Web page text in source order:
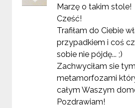
Marzę o takim stole!
Cześć!
Trafiłam do Ciebie
przypadkiem i coś
sobie nie pójdę... ;)
Zachwyciłam sie
metamorfozami
całym Waszym
Pozdrawiam!